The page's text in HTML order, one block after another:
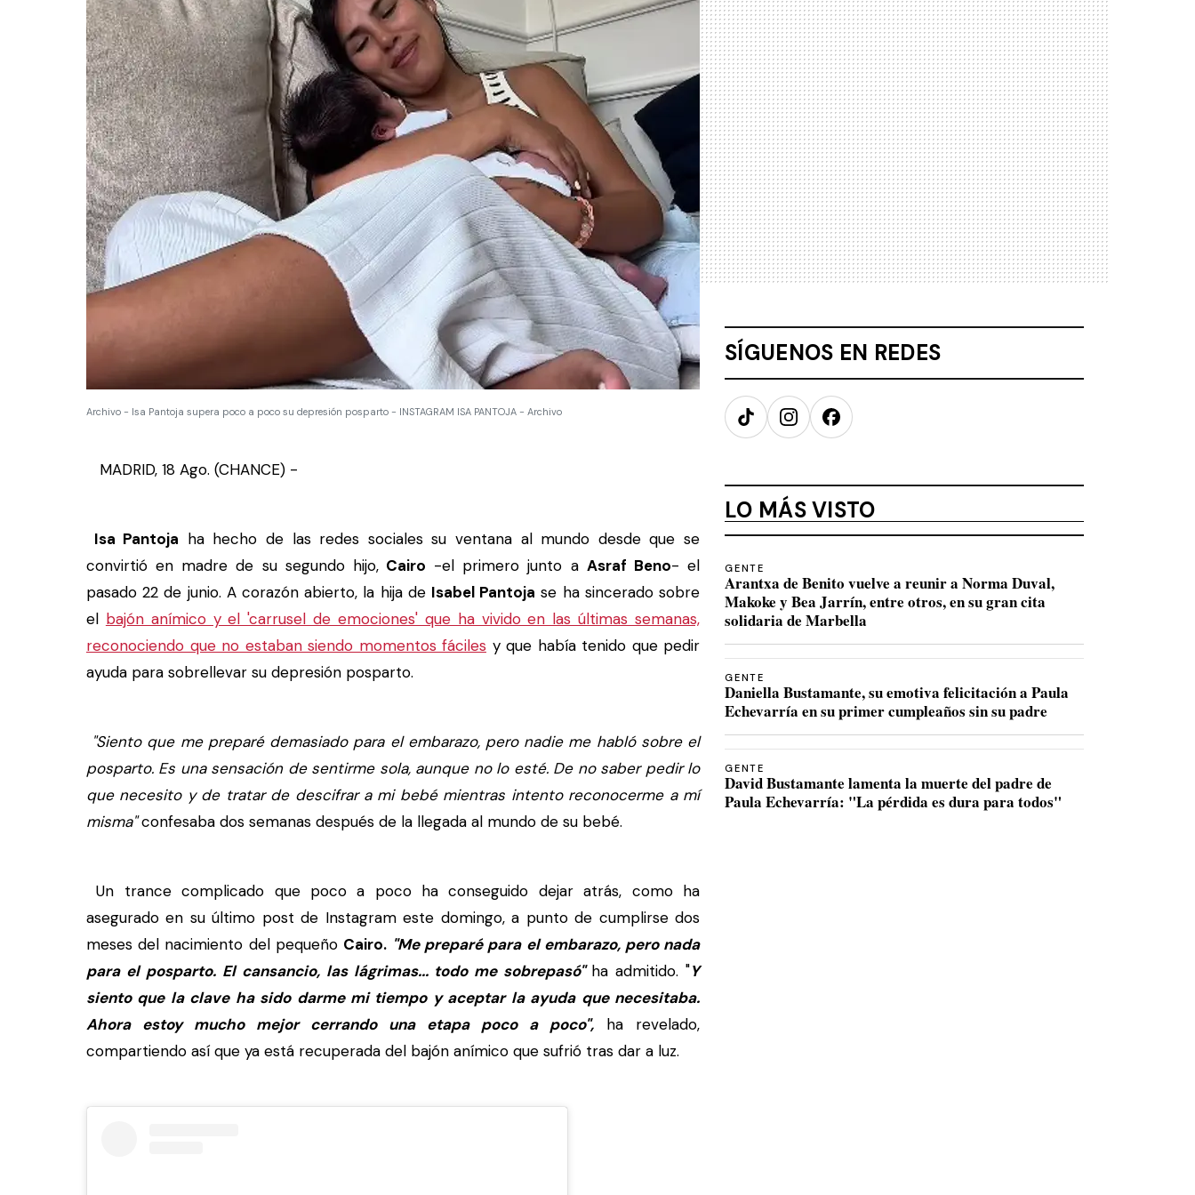
Archivo - Isa Pantoja supera poco a poco su depresión posparto - INSTAGRAM ISA PANTOJA - Archivo
MADRID, 18 Ago. (CHANCE) -
Isa Pantoja ha hecho de las redes sociales su ventana al mundo desde que se
convirtió en madre de su segundo hijo,Cairo -el primero junto a Asraf Beno- el
pasado 22 de junio. A corazón abierto, la hija de Isabel Pantoja se ha sincerado sobre
el bajón anímico y el 'carrusel de emociones' que ha vivido en las últimas semanas,
reconociendo que no estaban siendo momentos fáciles y que había tenido que pedir
ayuda para sobrellevar su depresión posparto.
"Siento que me preparé demasiado para el embarazo, pero nadie me habló sobre el
posparto. Es una sensación de sentirme sola, aunque no lo esté. De no saber pedir lo
que necesito y de tratar de descifrar a mi bebé mientras intento reconocerme a mí
misma"confesaba dos semanas después de la llegada al mundo de su bebé.
Un trance complicado que poco a poco ha conseguido dejar atrás, como ha
asegurado en su último post de Instagram este domingo, a punto de cumplirse dos
meses del nacimiento del pequeño Cairo. "Me preparé para el embarazo, pero nada
para el posparto. El cansancio, las lágrimas... todo me sobrepasó" ha admitido. "Y
siento que la clave ha sido darme mi tiempo y aceptar la ayuda que necesitaba.
Ahora estoy mucho mejor cerrando una etapa poco a poco", ha revelado,
compartiendo así que ya está recuperada del bajón anímico que sufrió tras dar a luz.
SÍGUENOS EN REDES
TikTokInstagramFacebook
LO MÁS VISTO
GENTE
Arantxa de Benito vuelve a reunir a Norma Duval,
Makoke y Bea Jarrín, entre otros, en su gran cita
solidaria de Marbella
GENTE
Daniella Bustamante, su emotiva felicitación a Paula
Echevarría en su primer cumpleaños sin su padre
GENTE
David Bustamante lamenta la muerte del padre de
Paula Echevarría: "La pérdida es dura para todos"